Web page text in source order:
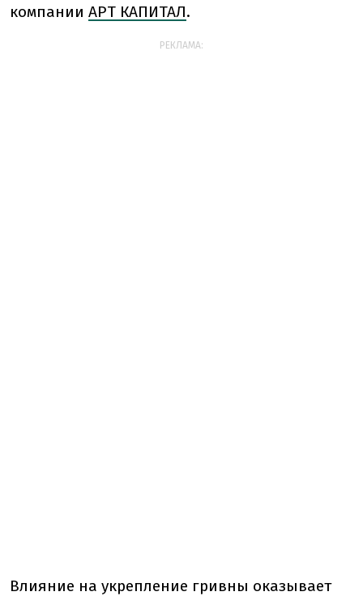
компании АРТ КАПИТАЛ.
РЕКЛАМА:
Влияние на укрепление гривны оказывает